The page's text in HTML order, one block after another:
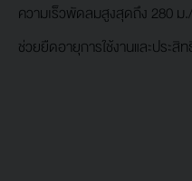
ความเร็วพัดลมสูงสุดถึง 280
ช่วยยืดอายุการใช้งานและประสิ